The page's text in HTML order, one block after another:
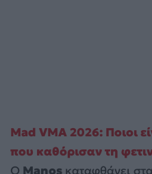
Mad VMA 2026: Ποιοι
που καθόρισαν τη
Ο Manos καταφθάνει